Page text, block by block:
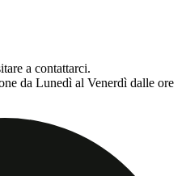
a contattarci.
da Lunedì al Venerdì dalle ore